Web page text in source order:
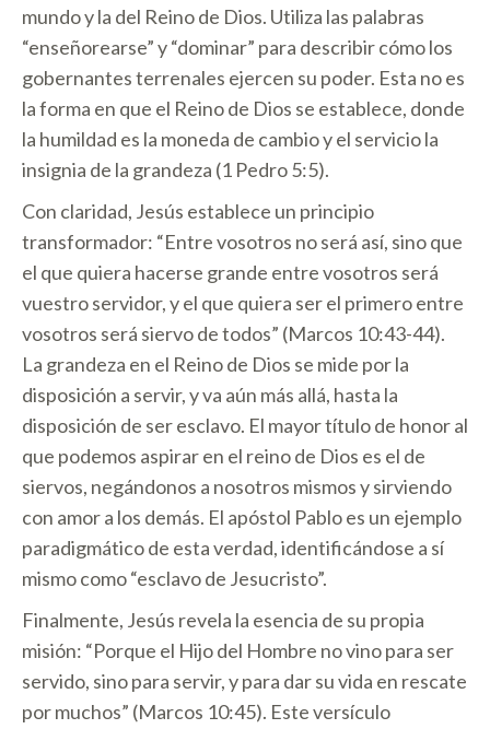
mundo y la del Reino de Dios. Utiliza las palabras
“enseñorearse” y “dominar” para describir cómo los
gobernantes terrenales ejercen su poder. Esta no es
la forma en que el Reino de Dios se establece, donde
la humildad es la moneda de cambio y el servicio la
insignia de la grandeza (1 Pedro 5:5).
Con claridad, Jesús establece un principio
transformador: “Entre vosotros no será así, sino que
el que quiera hacerse grande entre vosotros será
vuestro servidor, y el que quiera ser el primero entre
vosotros será siervo de todos” (Marcos 10:43-44).
La grandeza en el Reino de Dios se mide por la
disposición a servir, y va aún más allá, hasta la
disposición de ser esclavo. El mayor título de honor al
que podemos aspirar en el reino de Dios es el de
siervos, negándonos a nosotros mismos y sirviendo
con amor a los demás. El apóstol Pablo es un ejemplo
paradigmático de esta verdad, identificándose a sí
mismo como “esclavo de Jesucristo”.
Finalmente, Jesús revela la esencia de su propia
misión: “Porque el Hijo del Hombre no vino para ser
servido, sino para servir, y para dar su vida en rescate
por muchos” (Marcos 10:45). Este versículo